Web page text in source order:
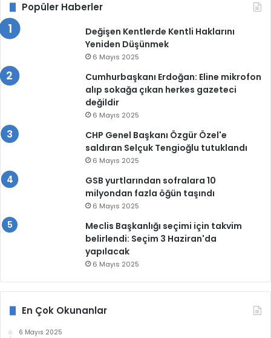
Popüler Haberler
Değişen Kentlerde Kentli Haklarını
Yeniden Düşünmek
6 Mayıs 2025
Cumhurbaşkanı Erdoğan: Eline mikrofon
alıp sokağa çıkan herkes gazeteci
değildir
6 Mayıs 2025
CHP Genel Başkanı Özgür Özel'e
saldıran Selçuk Tengioğlu tutuklandı
6 Mayıs 2025
GSB yurtlarından sofralara 10
milyondan fazla öğün taşındı
6 Mayıs 2025
Meclis Başkanlığı seçimi için takvim
belirlendi: Seçim 3 Haziran'da
yapılacak
6 Mayıs 2025
En Çok Okunanlar
6 Mayıs 2025